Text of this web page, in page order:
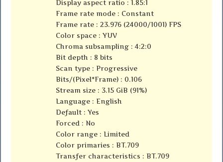
Display aspect ratio : 1.85:1
Frame rate mode : Constant
Frame rate : 23.976 (24000/1001) FPS
Color space : YUV
Chroma subsampling : 4:2:0
Bit depth : 8 bits
Scan type : Progressive
Bits/(Pixel*Frame) : 0.106
Stream size : 3.15 GiB (91%)
Language : English
Default : Yes
Forced : No
Color range : Limited
Color primaries : BT.709
Transfer characteristics : BT.709